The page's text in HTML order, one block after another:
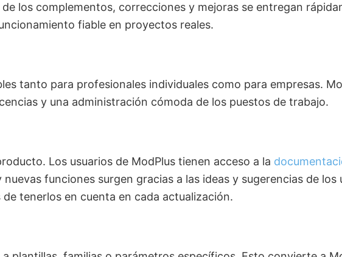
los complementos, correcciones y mejoras se entregan
fiable en proyectos reales.
tanto para profesionales individuales como para empresas.
y una administración cómoda de los puestos de trabajo.
Los usuarios de ModPlus tienen acceso a la
funciones surgen gracias a las ideas y sugerencias de los
tenerlos en cuenta en cada actualización.